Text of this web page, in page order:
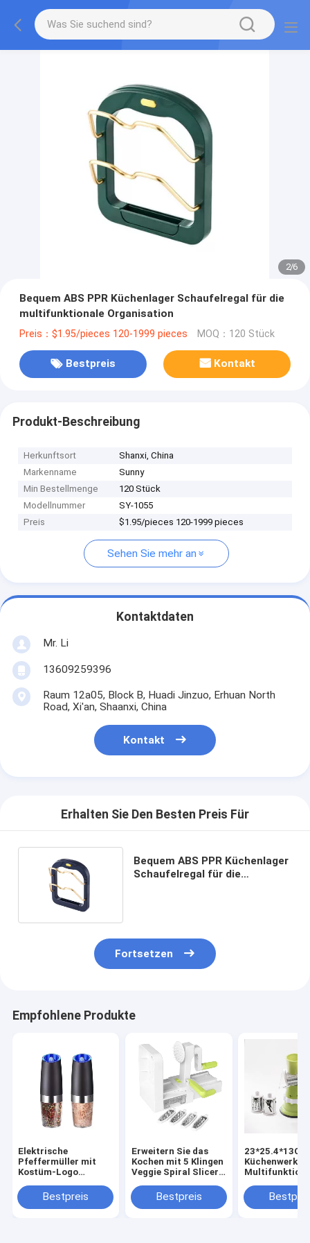
2/6
Bequem ABS PPR Küchenlager Schaufelregal für die
multifunktionale Organisation
Preis：$1.95/pieces 120-1999 pieces MOQ：120 Stück
Bestpreis Kontakt
Produkt-Beschreibung
Herkunftsort
Shanxi, China
Markenname
Sunny
Min Bestellmenge
120 Stück
Modellnummer
SY-1055
Preis
$1.95/pieces 120-1999 pieces
Sehen Sie mehr an
Kontaktdaten
Mr. Li
13609259396
Raum 12a05, Block B, Huadi Jinzuo, Erhuan North
Road, Xi'an, Shaanxi, China
Kontakt
Erhalten Sie Den Besten Preis Für
Bequem ABS PPR Küchenlager
Schaufelregal für die
Fortsetzen
Empfohlene Produkte
Elektrische
Pfeffermüller mit
Kostüm-Logo
Salz- und
Pfeffermühle
Bestpreis
Erweitern Sie das
Kochen mit 5 Klingen
Veggie Spiral Slicer
EdelstahlBestpreis
23*25.4*13CM
Handwerk